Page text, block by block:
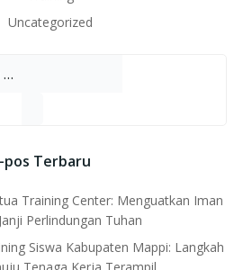
Uncategorized
pos Terbaru
Training Center: Menguatkan Iman
Perlindungan Tuhan
Siswa Kabupaten Mappi: Langkah